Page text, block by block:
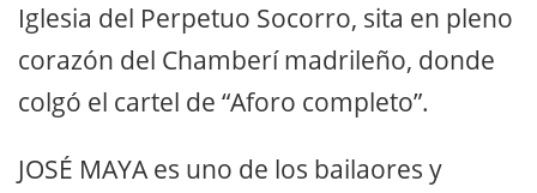
Iglesia del Perpetuo Socorro, sita en pleno
corazón del Chamberí madrileño, donde
colgó el cartel de “Aforo completo”.
JOSÉ MAYA es uno de los bailaores y